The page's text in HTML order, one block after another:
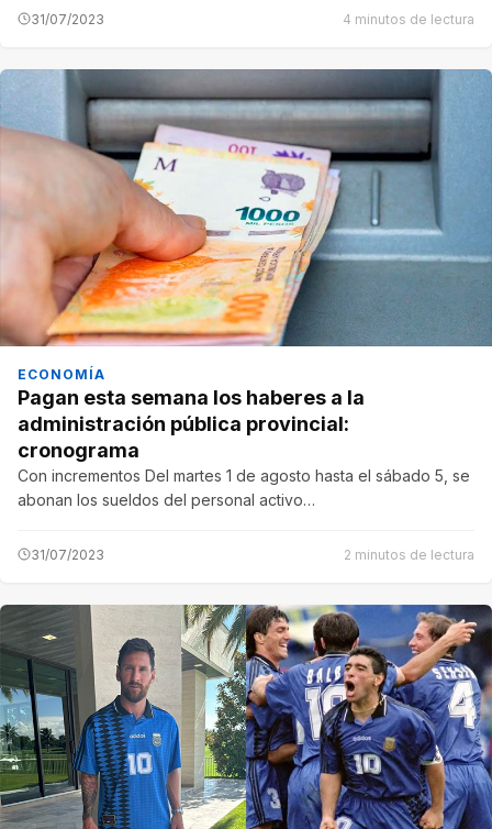
31/07/2023 4 minutos de lectura
ECONOMÍA
Pagan esta semana los haberes a la
administración pública provincial:
cronograma
Con incrementos Del martes 1 de agosto hasta el sábado 5, se
abonan los sueldos del personal activo…
31/07/2023 2 minutos de lectura